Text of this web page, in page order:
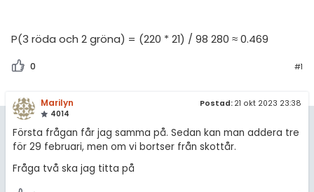
P(3 röda och 2 gröna) = (220 * 21) / 98 280 ≈ 0.469
0 #1
Marilyn
4014
Postad: 21 okt 2023 23:38
Första frågan får jag samma på. Sedan kan man addera tre
för 29 februari, men om vi bortser från skottår.
Fråga två ska jag titta på